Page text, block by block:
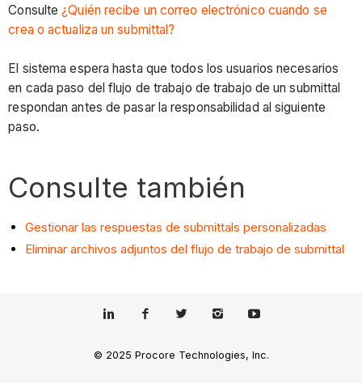
Consulte ¿Quién recibe un correo electrónico cuando se
crea o actualiza un submittal?
El sistema espera hasta que todos los usuarios necesarios
en cada paso del flujo de trabajo de trabajo de un submittal
respondan antes de pasar la responsabilidad al siguiente
paso.
Consulte también
Gestionar las respuestas de submittals personalizadas
Eliminar archivos adjuntos del flujo de trabajo de submittal
© 2025 Procore Technologies, Inc.